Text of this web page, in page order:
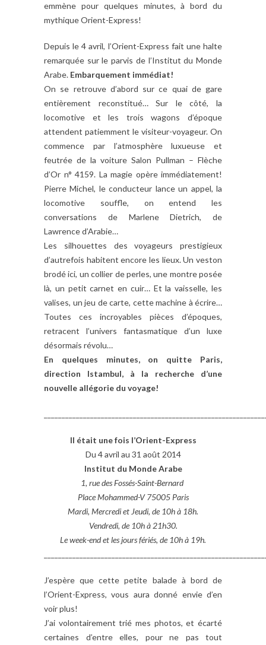
emmène pour quelques minutes, à bord du
mythique Orient-Express!
Depuis le 4 avril, l’Orient-Express fait une halte
remarquée sur le parvis de l’Institut du Monde
Arabe. Embarquement immédiat!
On se retrouve d’abord sur ce quai de gare
entièrement reconstitué… Sur le côté, la
locomotive et les trois wagons d’époque
attendent patiemment le visiteur-voyageur. On
commence par l’atmosphère luxueuse et
feutrée de la voiture Salon Pullman – Flèche
d’Or n° 4159. La magie opère immédiatement!
Pierre Michel, le conducteur lance un appel, la
locomotive souffle, on entend les
conversations de Marlene Dietrich, de
Lawrence d’Arabie…
Les silhouettes des voyageurs prestigieux
d’autrefois habitent encore les lieux. Un veston
brodé ici, un collier de perles, une montre posée
là, un petit carnet en cuir… Et la vaisselle, les
valises, un jeu de carte, cette machine à écrire…
Toutes ces incroyables pièces d’époques,
retracent l’univers fantasmatique d’un luxe
désormais révolu…
En quelques minutes, on quitte Paris,
direction Istambul, à la recherche d’une
nouvelle allégorie du voyage!
Il était une fois l’Orient-Express
Du 4 avril au 31 août 2014
Institut du Monde Arabe
1, rue des Fossés-Saint-Bernard
Place Mohammed-V 75005 Paris
Mardi, Mercredi et Jeudi, de 10h à 18h.
Vendredi, de 10h à 21h30.
Le week-end et les jours fériés, de 10h à 19h.
J’espère que cette petite balade à bord de
l’Orient-Express, vous aura donné envie d’en
voir plus!
J’ai volontairement trié mes photos, et écarté
certaines d’entre elles, pour ne pas tout